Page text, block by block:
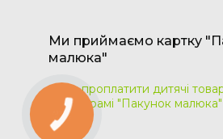
Ми приймаємо картку
малюка"
Як проплатити дитячі
програмі "Пакунок